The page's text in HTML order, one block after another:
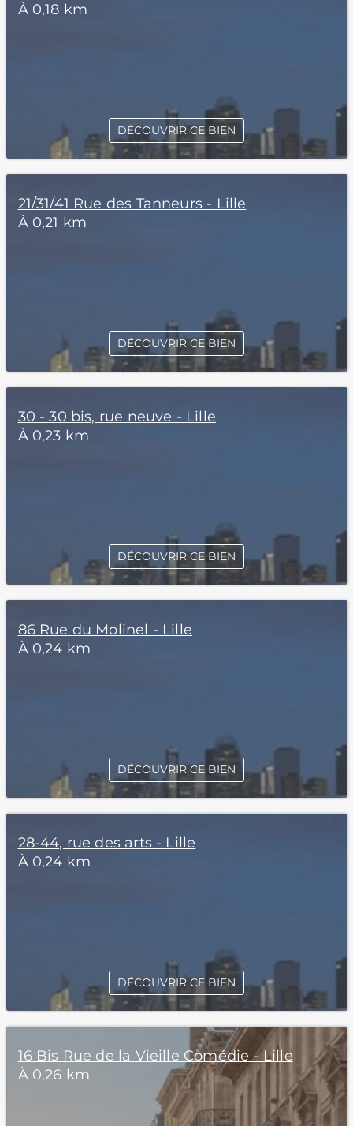
À 0,18 km
DÉCOUVRIR CE BIEN
21/31/41 Rue des Tanneurs - Lille
À 0,21 km
DÉCOUVRIR CE BIEN
30 - 30 bis, rue neuve - Lille
À 0,23 km
DÉCOUVRIR CE BIEN
86 Rue du Molinel - Lille
À 0,24 km
DÉCOUVRIR CE BIEN
28-44, rue des arts - Lille
À 0,24 km
DÉCOUVRIR CE BIEN
16 Bis Rue de la Vieille Comédie - Lille
À 0,26 km